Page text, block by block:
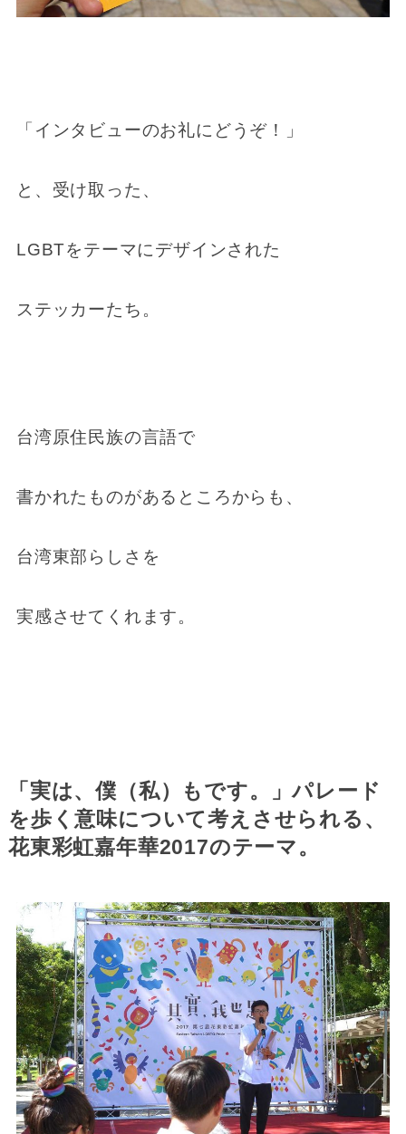
「インタビューのお礼にどうぞ！」
と、受け取った、
LGBTをテーマにデザインされた
ステッカーたち。
台湾原住民族の言語で
書かれたものがあるところからも、
台湾東部らしさを
実感させてくれます。
「実は、僕（私）もです。」パレード
を歩く意味について考えさせられる、
花東彩虹嘉年華2017のテーマ。